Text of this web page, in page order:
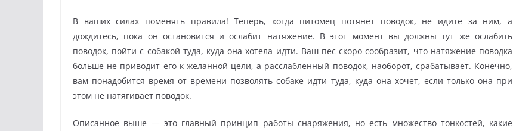
В ваших силах поменять правила! Теперь, когда питомец потянет поводок, не идите за ним, а
дождитесь, пока он остановится и ослабит натяжение. В этот момент вы должны тут же ослабить
поводок, пойти с собакой туда, куда она хотела идти. Ваш пес скоро сообразит, что натяжение поводка
больше не приводит его к желанной цели, а расслабленный поводок, наоборот, срабатывает. Конечно,
вам понадобится время от времени позволять собаке идти туда, куда она хочет, если только она при
этом не натягивает поводок.
Описанное выше — это главный принцип работы снаряжения, но есть множество тонкостей, какие